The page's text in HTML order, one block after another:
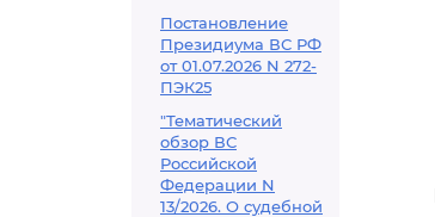
Постановление
Президиума ВС РФ
от 01.07.2026 N 272-
ПЭК25
"Тематический
обзор ВС
Российской
Федерации N
13/2026. О судебной